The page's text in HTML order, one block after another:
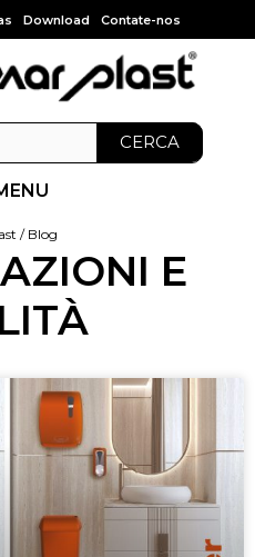
Download Contate-nos
CERCA
/ Blog
E